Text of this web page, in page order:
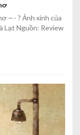
—- ? Ảnh xinh của
Lạt Nguồn: Review